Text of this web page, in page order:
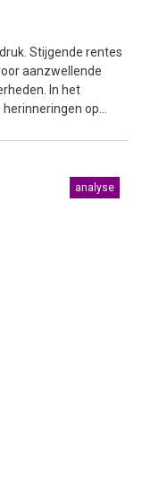
Stijgende rentes
aanzwellende
In het
op...
analyse